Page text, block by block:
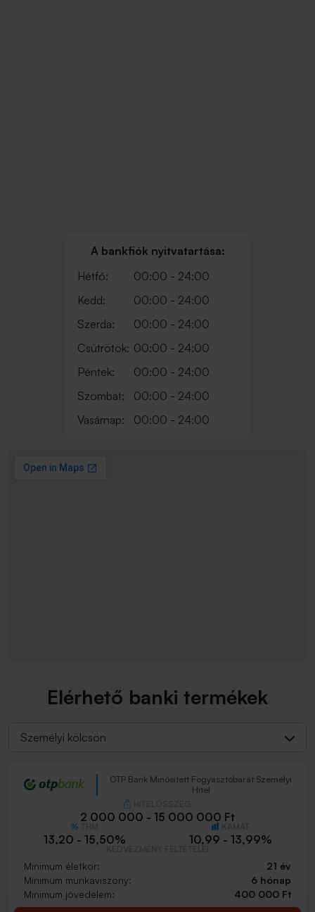
A bankfiók nyitvatartása:
Hétfő:
00:00 - 24:00
Kedd:
00:00 - 24:00
Szerda:
00:00 - 24:00
Csütrötök: 00:00 - 24:00
Péntek:
00:00 - 24:00
Szombat:
00:00 - 24:00
Vasárnap:
00:00 - 24:00
Elérhető banki termékek
Személyi kölcsön
OTP Bank Minősített Fogyasztóbarát Személyi
Hitel
2 000 000 - 15 000 000 Ft
13,20 - 15,50% 10,99 - 13,99%
Minimum életkor:
21 év
Minimum munkaviszony:
6 hónap
Minimum jövedelem:
400 000 Ft